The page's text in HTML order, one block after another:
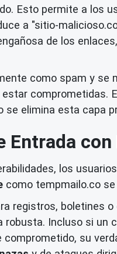
Esto permite a los
a "sitio-
de los
como spam y se
comprometidas.
se elimina esta capa
Entrada
los
como tempmailo.co
registros, boletines
Incluso si un
su